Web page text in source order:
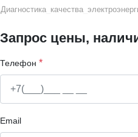
Диагностика качества
Запрос цены,
Телефон *
Email